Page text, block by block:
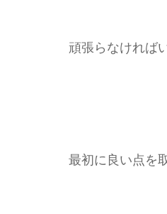
頑張らなければ
最初に良い点を